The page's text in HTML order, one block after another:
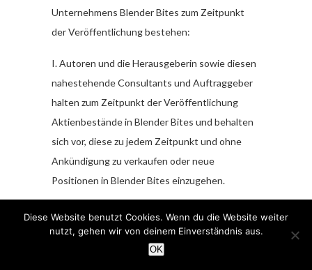
Unternehmens Blender Bites zum Zeitpunkt
der Veröffentlichung bestehen:
I. Autoren und die Herausgeberin sowie diesen
nahestehende Consultants und Auftraggeber
halten zum Zeitpunkt der Veröffentlichung
Aktienbestände in Blender Bites und behalten
sich vor, diese zu jedem Zeitpunkt und ohne
Ankündigung zu verkaufen oder neue
Positionen in Blender Bites einzugehen.
II. Autoren und die Herausgeberin und
Auftraggeber sowie diesen nahestehende
Consultants unterhalten zum Zeitpunkt der
Diese Website benutzt Cookies. Wenn du die Website weiter
nutzt, gehen wir von deinem Einverständnis aus.
OK